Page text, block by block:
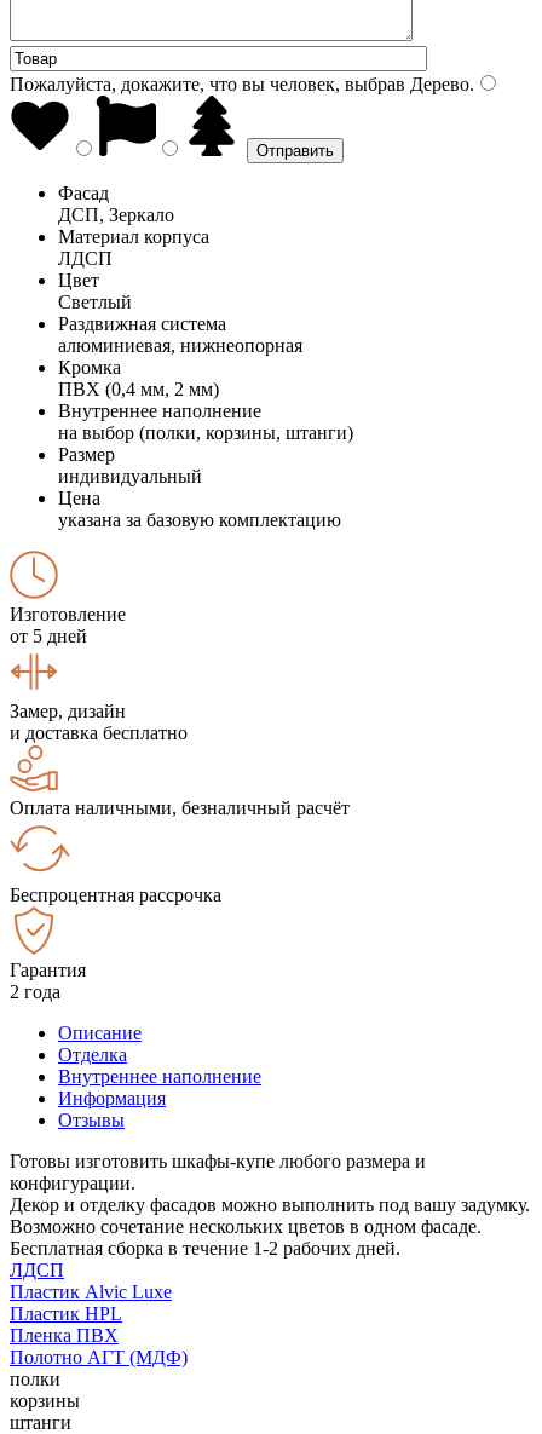
Пожалуйста, докажите, что вы человек, выбрав Дерево.
Фасад
ДСП, Зеркало
Материал корпуса
ЛДСП
Цвет
Светлый
Раздвижная система
алюминиевая, нижнеопорная
Кромка
ПВХ (0,4 мм, 2 мм)
Внутреннее наполнение
на выбор (полки, корзины, штанги)
Размер
индивидуальный
Цена
указана за базовую комплектацию
Изготовление
от 5 дней
Замер, дизайн
и доставка бесплатно
Оплата наличными, безналичный расчёт
Беспроцентная рассрочка
Гарантия
2 года
Описание
Отделка
Внутреннее наполнение
Информация
Отзывы
Готовы изготовить шкафы-купе любого размера и
конфигурации.
Декор и отделку фасадов можно выполнить под вашу задумку.
Возможно сочетание нескольких цветов в одном фасаде.
Бесплатная сборка в течение 1-2 рабочих дней.
ЛДСП
Пластик Alvic Luxe
Пластик HPL
Пленка ПВХ
Полотно АГТ (МДФ)
полки
корзины
штанги